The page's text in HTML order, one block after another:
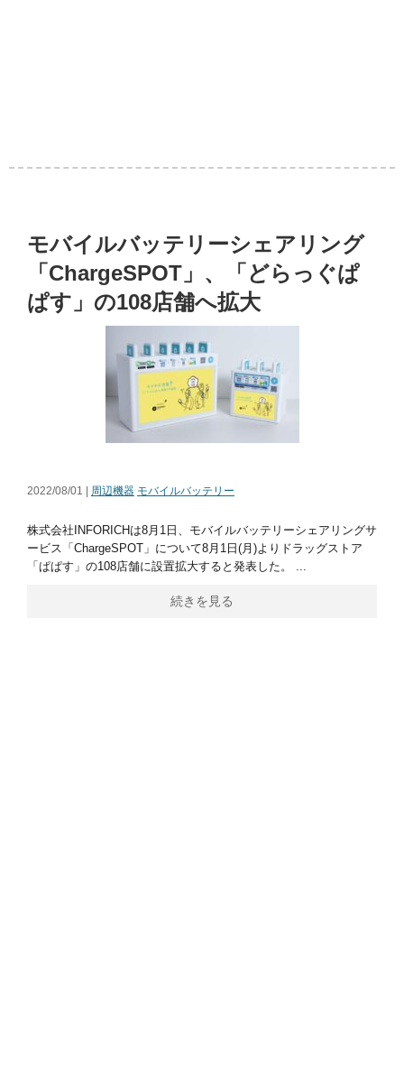
モバイルバッテリーシェアリング
「ChargeSPOT」、「どらっぐぱ
ぱす」の108店舗へ拡大
2022/08/01 | 周辺機器 モバイルバッテリー
株式会社INFORICHは8月1日、モバイルバッテリーシェアリングサ
ービス「ChargeSPOT」について8月1日(月)よりドラッグストア
「ぱぱす」の108店舗に設置拡大すると発表した。 ...
続きを見る